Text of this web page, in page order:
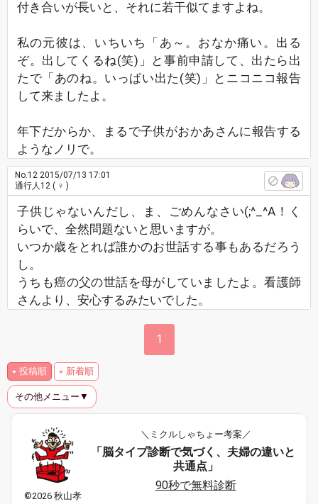
付き合いが長いと、それに若干似てますよね。
私の元彼は、いちいち「あ～。おなか痛い。出る
ぞ。出してくるね(笑)」と事前申請して、出たら出
たで「あのね。いっぱい出た(笑)」とニコニコ報告
して来ましたよ。
年下だからか、まるで子供がおかあさんに報告する
ようなノリで。
No.12 2015/07/13 17:01
通行人12 ( ♀ )
子供じゃないんだし、ま、ごめんなさい(;^_^A！く
らいで、全然問題ないと思いますが。
いつか歳をとれば誰かのお世話する事もあるだろう
し。
うちも癌の父の世話を母がしていましたよ。看護師
さんより、安心するみたいでした。
1
投稿順 新着順
その他メニュー▼
©2026 秋山孝
＼ミクルしゃちょー考案／
「脳タイプ診断で気づく、夫婦の違いと
共通点」
90秒で無料診断